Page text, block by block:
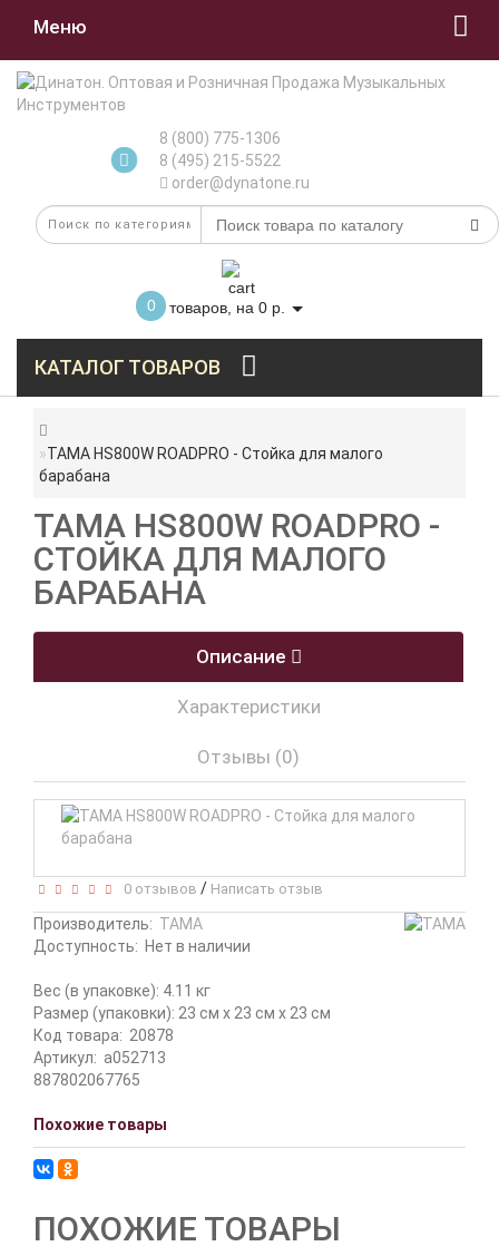
Меню
8 (800) 775-1306
8 (495) 215-5522
order@dynatone.ru
0 товаров, на 0 р.
КАТАЛОГ ТОВАРОВ
TAMA HS800W ROADPRO - Стойка для малого
барабана
TAMA HS800W ROADPRO -
СТОЙКА ДЛЯ МАЛОГО
БАРАБАНА
Описание
Характеристики
Отзывы (0)
0 отзывов / Написать отзыв
Производитель: TAMA
Доступность: Нет в наличии
Вес (в упаковке): 4.11 кг
Размер (упаковки): 23 см x 23 см x 23 см
Код товара: 20878
Артикул: a052713
887802067765
Похожие товары
ПОХОЖИЕ ТОВАРЫ